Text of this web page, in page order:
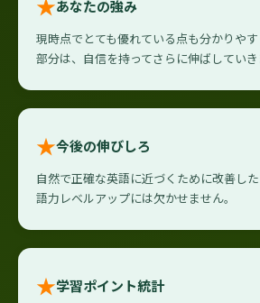
あなたの強み
現時点でとても優れている点も分かりや
部分は、自信を持ってさらに伸ばしていき
★今後の伸びしろ
自然で正確な英語に近づくために改善し
語力レベルアップには欠かせません。
★学習ポイント統計